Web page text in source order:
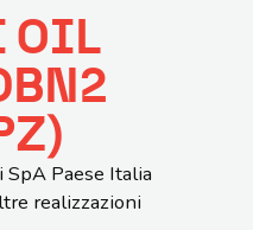
OIL
Paese Italia
realizzazioni